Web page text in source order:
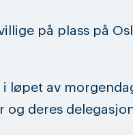
på plass på
i løpet av
og deres